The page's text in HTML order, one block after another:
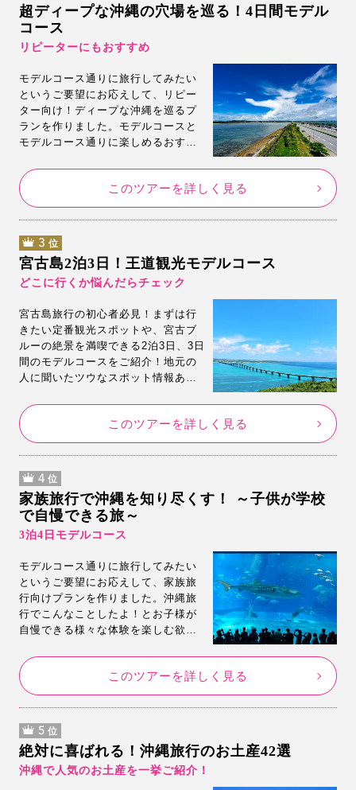
超ディープな沖縄の穴場を巡る！4日間モデル
コース
リピーターにもおすすめ
モデルコース通りに旅行してみたい
というご要望にお応えして、リピー
ター向け！ディープな沖縄を巡るプ
ランを作りました。モデルコースと
モデルコース通りに楽しめるおすす
た。モデルコースのスポットもご紹
介。是非このプランで沖縄旅行満喫
してください。
このツアーを詳しく見る
3 位
宮古島2泊3日！王道観光モデルコース
どこに行くか悩んだらチェック
宮古島旅行の初心者必見！まずは行
きたい定番観光スポットや、宮古ブ
ルーの絶景を満喫できる2泊3日、3日
間のモデルコースをご紹介！地元の
人に聞いたツウなスポット情報あ
で宮古島を思う存分楽しめる♪王道の
観光モデルコースです。このツアーを詳しく見る
4 位
家族旅行で沖縄を知り尽くす！ ～子供が学校
で自慢できる旅～
3泊4日モデルコース
モデルコース通りに旅行してみたい
というご要望にお応えして、家族旅
行向けプランを作りました。沖縄旅
行でこんなことしたよ！とお子様が
自慢できる様々な体験を楽しむ欲張
沖縄を体験してみてください。
このツアーを詳しく見る
5 位
絶対に喜ばれる！沖縄旅行のお土産42選
沖縄で人気のお土産を一挙ご紹介！